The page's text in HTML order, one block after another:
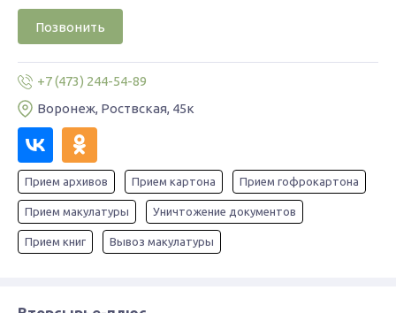
Позвонить
+7 (473) 244-54-89
Воронеж, Роствская, 45к
Прием архивов Прием картона Прием гофрокартона
Прием макулатуры Уничтожение документов
Прием книг Вывоз макулатуры